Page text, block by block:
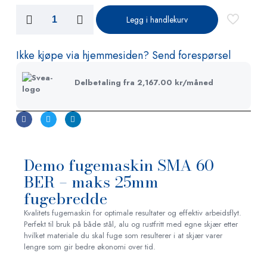
Legg i handlekurv
Ikke kjøpe via hjemmesiden? Send forespørsel
Delbetaling fra 2,167.00 kr/måned
Demo fugemaskin SMA 60
BER – maks 25mm
fugebredde
Kvalitets fugemaskin for optimale resultater og effektiv arbeidsflyt.
Perfekt til bruk på både stål, alu og rustfritt med egne skjær etter
hvilket materiale du skal fuge som resulterer i at skjær varer
lengre som gir bedre økonomi over tid.